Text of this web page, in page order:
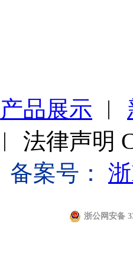
产品展示 ︱
︱ 法律声明
备案号：
浙公网安备